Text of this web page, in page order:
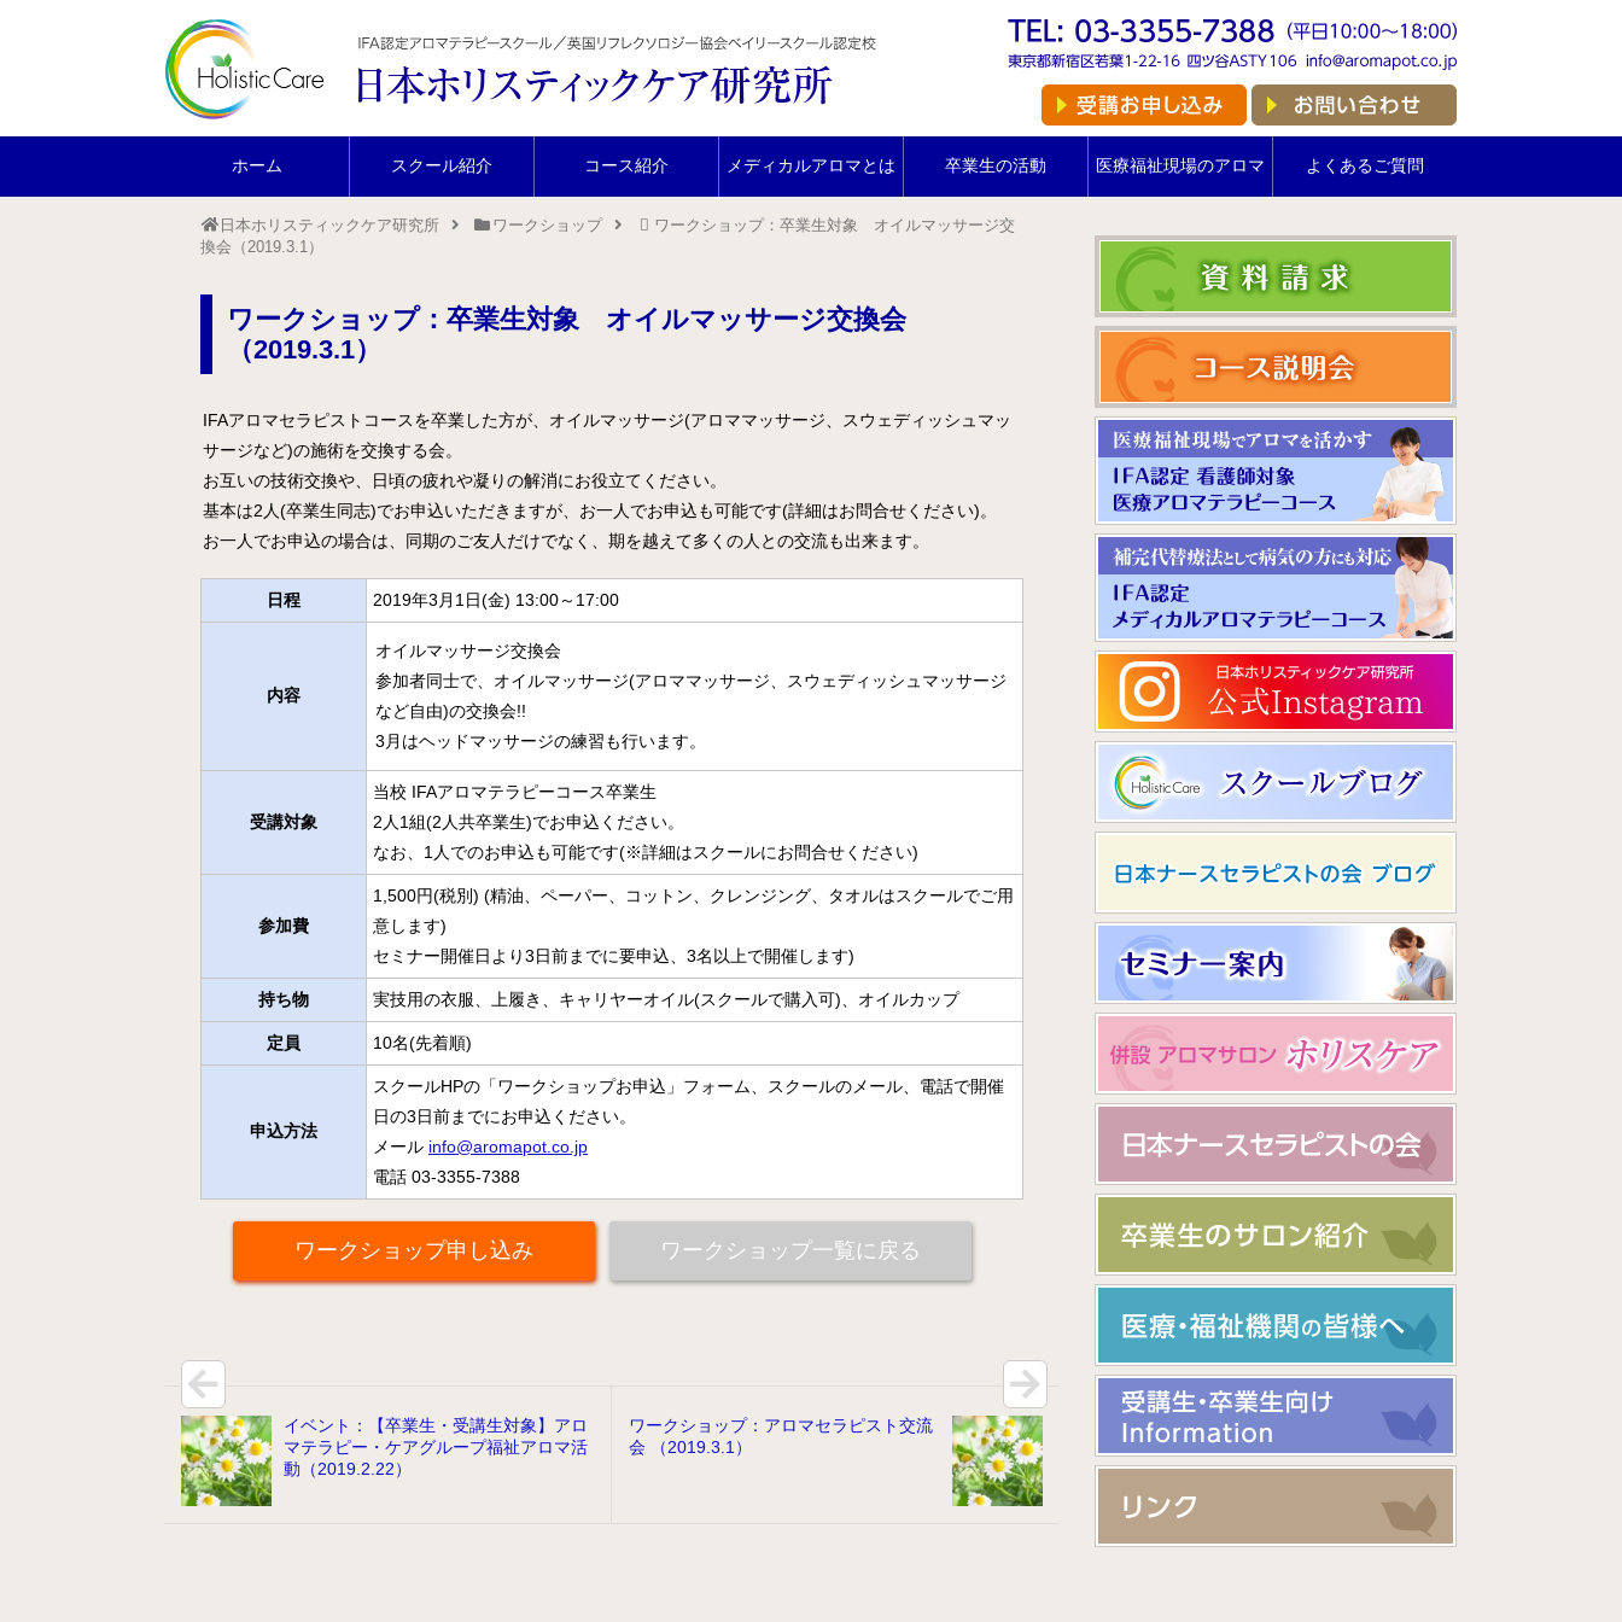
ホーム スクール紹介 コース紹介 メディカルアロマとは 卒業生の活動 医療福祉現場のアロマ よくあるご質問
日本ホリスティックケア研究所 ワークショップ
ワークショップ：卒業生対象 オイルマッサージ交
換会（2019.3.1）
ワークショップ：卒業生対象 オイルマッサージ交換会
（2019.3.1）
IFAアロマセラピストコースを卒業した方が、オイルマッサージ(アロママッサージ、スウェディッシュマッ
サージなど)の施術を交換する会。
お互いの技術交換や、日頃の疲れや凝りの解消にお役立てください。
基本は2人(卒業生同志)でお申込いただきますが、お一人でお申込も可能です(詳細はお問合せください)。
お一人でお申込の場合は、同期のご友人だけでなく、期を越えて多くの人との交流も出来ます。
日程 2019年3月1日(金) 13:00～17:00
内容
オイルマッサージ交換会
参加者同士で、オイルマッサージ(アロママッサージ、スウェディッシュマッサージ
など自由)の交換会!!
3月はヘッドマッサージの練習も行います。
受講対象
当校 IFAアロマテラピーコース卒業生
2人1組(2人共卒業生)でお申込ください。
なお、1人でのお申込も可能です(※詳細はスクールにお問合せください)
参加費
1,500円(税別) (精油、ペーパー、コットン、クレンジング、タオルはスクールでご用
意します)
セミナー開催日より3日前までに要申込、3名以上で開催します)
持ち物 実技用の衣服、上履き、キャリヤーオイル(スクールで購入可)、オイルカップ
定員 10名(先着順)
申込方法
スクールHPの「ワークショップお申込」フォーム、スクールのメール、電話で開催
日の3日前までにお申込ください。
メール info@aromapot.co.jp
電話 03-3355-7388
ワークショップ申し込み ワークショップ一覧に戻る
イベント：【卒業生・受講生対象】アロ
マテラピー・ケアグループ福祉アロマ活
動（2019.2.22）
ワークショップ：アロマセラピスト交流
会 （2019.3.1）
ホーム
当校の特長
講師プロフィール
コース紹介
講】
IFA認定 看護師対象 医療アロマテラピーコース【2026年5
月開講】
様々な障害の方にアロマとタッチを用いるケアラー養成コ
補完代替療法とは
卒業生の活動
医療福祉現場のアロマ
病院のアロマ施術日誌
よくあるご質問